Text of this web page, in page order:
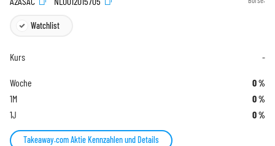
Watchlist
Kurs -
Woche 0%
1M 0%
1J 0%
Takeaway.com Aktie Kennzahlen und Details